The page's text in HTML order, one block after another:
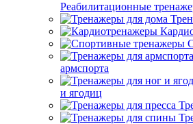
Реабилитационные
армспорта
и ягодиц